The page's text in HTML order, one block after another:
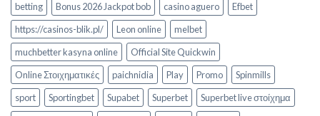
betting
Bonus 2026 Jackpot bob casino aguero
Efbet
https://casinos-blik.pl/
Leon online
melbet
muchbetter kasyna online
Official Site Quickwin
Online Στοιχηματικές
paichnidia Play Promo
Spinmills
sport
Sportingbet Supabet Superbet
Superbet live στοίχημα